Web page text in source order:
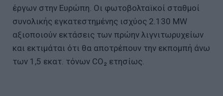
έργων στην Ευρώπη. Οι φωτοβολταϊκοί σταθμοί
συνολικής εγκατεστημένης ισχύος 2.130 MW
αξιοποιούν εκτάσεις των πρώην λιγνιτωρυχείων
και εκτιμάται ότι θα αποτρέπουν την εκπομπή άνω
των 1,5 εκατ. τόνων CO₂ ετησίως.